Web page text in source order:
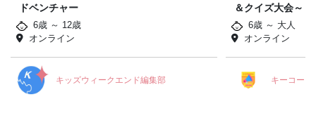
ドベンチャー
6歳 ～ 12歳
オンライン
キッズウィークエンド編集部
＆クイズ大会～
6歳 ～ 大人
オンライン
キーコーヒ